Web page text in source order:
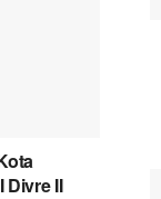
Divre II